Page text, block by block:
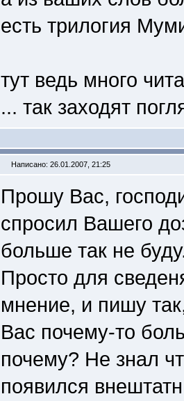
есть трилогия
тут ведь много
... так заходят
Написано: 26.01.2007, 21:25
Прошу Вас,
спросил Вашего
больше так не
Просто для
мнение, и пишу
Вас почему-то
почему? Не знал
появился